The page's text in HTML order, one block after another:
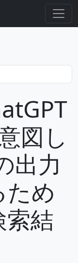
図し
出力
ため
結